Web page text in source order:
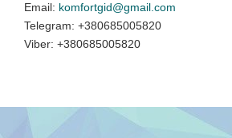
komfortgid@gmail.com
+380685005820
+380685005820